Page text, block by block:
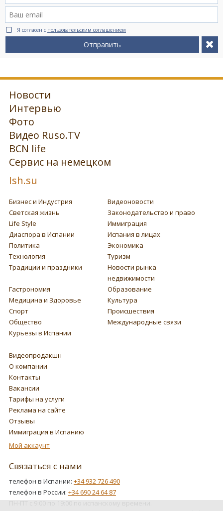
Я согласен с пользовательским соглашением
Отправить
Новости
Интервью
Фото
Видео Ruso.TV
BCN life
Сервис на немецком
Ish.su
Бизнес и Индустрия
Видеоновости
Светская жизнь
Законодательство и право
Life Style
Иммиграция
Диаспора в Испании
Испания в лицах
Политика
Экономика
Технология
Туризм
Традиции и праздники
Новости рынка
недвижимости
Гастрономия
Образование
Медицина и Здоровье
Культура
Спорт
Происшествия
Общество
Международные связи
Курьезы в Испании
Видеопродакшн
О компании
Контакты
Вакансии
Тарифы на услуги
Реклама на сайте
Отзывы
Иммиграция в Испанию
Мой аккаунт
Связаться с нами
телефон в Испании: +34 932 726 490
телефон в России: +34 690 24 64 87
ПН-ПТ с 9:00 по 19:00 по испанскому времени.